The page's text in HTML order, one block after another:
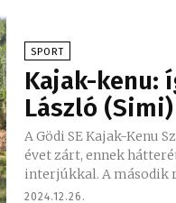
SPORT
Kajak-kenu:
László
A Gödi SE Kajak-Kenu
évet zárt, ennek
interjúkkal. A második
2024.12.26.